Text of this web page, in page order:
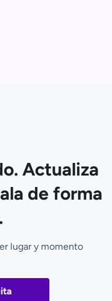
Actualiza
de forma
lugar y momento